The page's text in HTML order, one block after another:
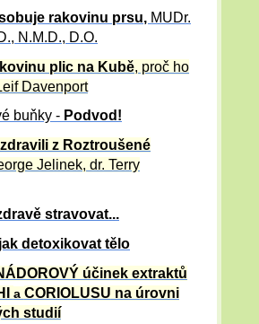
rakovinu prsu, MUDr.
N.M.D., D.O.
plic na Kubě, proč ho
Davenport
buňky - Podvod!
z Roztroušené
Jelinek, dr. Terry
stravovat...
jak detoxikovat tělo
účinek extraktů
a CORIOLUSU na úrovni
studií